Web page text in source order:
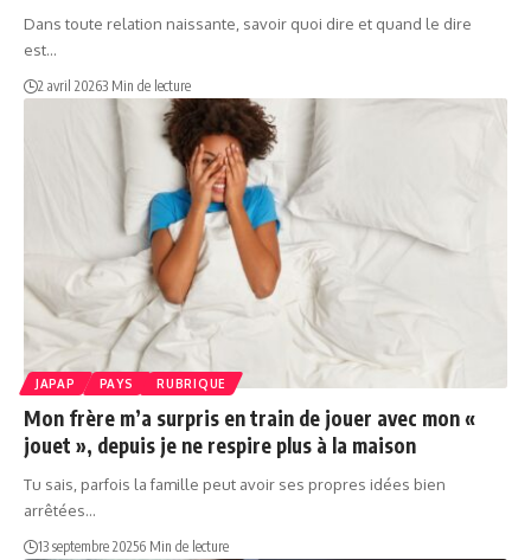
Dans toute relation naissante, savoir quoi dire et quand le dire
est…
2 avril 20263 Min de lecture
JAPAP PAYS RUBRIQUE
Mon frère m’a surpris en train de jouer avec mon «
jouet », depuis je ne respire plus à la maison
Tu sais, parfois la famille peut avoir ses propres idées bien
arrêtées…
13 septembre 20256 Min de lecture